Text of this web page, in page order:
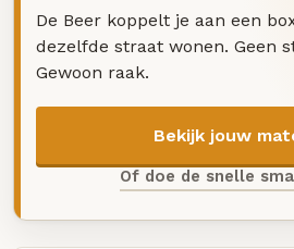
De Beer koppelt je aan een
dezelfde straat wonen. Geen
Gewoon raak.
Bekijk jouw
Of doe de snelle